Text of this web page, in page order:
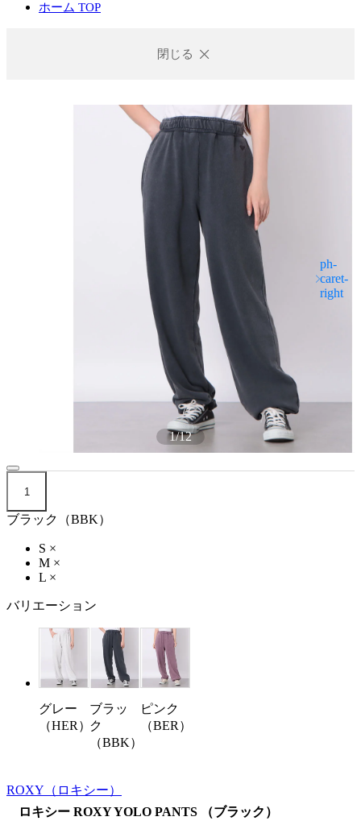
ホーム TOP
閉じる
1/12
1
ブラック（BBK）
S ×
M ×
L ×
バリエーション
グレー
（HER）
ブラッ
ク
（BBK）
ピンク
（BER）
ROXY （ロキシー）
ロキシー ROXY YOLO PANTS （ブラック）